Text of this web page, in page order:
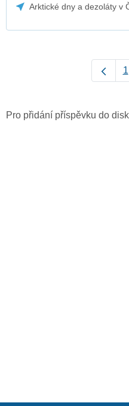
Arktické dny a dezoláty v
1
Pro přidání příspěvku do